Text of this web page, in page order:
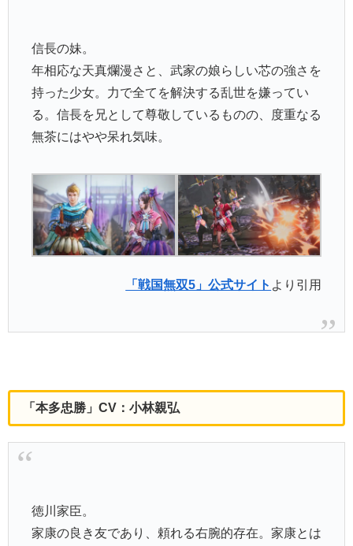
信長の妹。
年相応な天真爛漫さと、武家の娘らしい芯の強さを
持った少女。力で全てを解決する乱世を嫌ってい
る。信長を兄として尊敬しているものの、度重なる
無茶にはやや呆れ気味。
「戦国無双5」公式サイト より引用
「本多忠勝」CV：小林親弘
徳川家臣。
家康の良き友であり、頼れる右腕的存在。家康とは